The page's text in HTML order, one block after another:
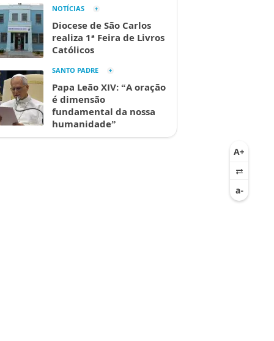
NOTÍCIAS
Diocese de São Carlos
realiza 1ª Feira de Livros
Católicos
SANTO PADRE
Papa Leão XIV: “A oração
é dimensão
fundamental da nossa
humanidade”